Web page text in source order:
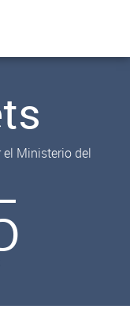
Ministerio del